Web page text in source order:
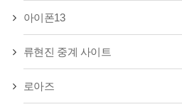
아이폰13
류현진 중계 사이트
로아즈